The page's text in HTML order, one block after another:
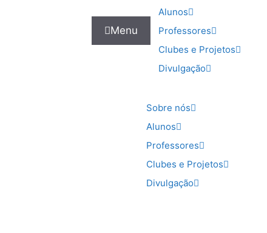
Menu
Alunos
Professores
Clubes e Projetos
Divulgação
Sobre nós
Alunos
Professores
Clubes e Projetos
Divulgação